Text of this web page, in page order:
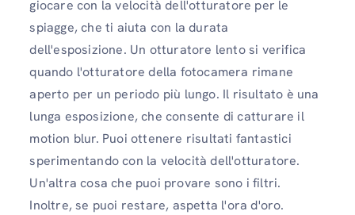
giocare con la velocità dell'otturatore per le
spiagge, che ti aiuta con la durata
dell'esposizione. Un otturatore lento si verifica
quando l'otturatore della fotocamera rimane
aperto per un periodo più lungo. Il risultato è una
lunga esposizione, che consente di catturare il
motion blur. Puoi ottenere risultati fantastici
sperimentando con la velocità dell'otturatore.
Un'altra cosa che puoi provare sono i filtri.
Inoltre, se puoi restare, aspetta l'ora d'oro.